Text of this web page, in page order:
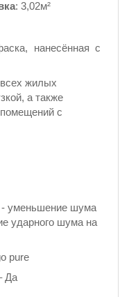
: 3,02м²
нанесённая с
жилых
а также
с
уменьшение шума
ударного шума на
pure
Да